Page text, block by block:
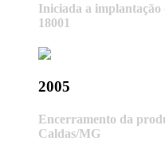
Iniciada a implantação
18001
2005
Encerramento da
Caldas/MG